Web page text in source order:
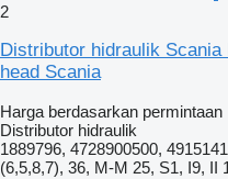
2
Distributor hidraulik
head Scania
Harga berdasarkan permintaan
Distributor hidraulik
1889796, 4728900500,
(6,5,8,7), 36, M-M 25, S1, I9, II